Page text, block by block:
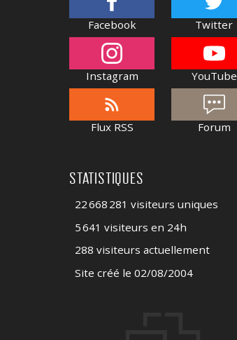
Facebook Twitter
Instagram YouTube
Flux RSS Forum
STATISTIQUES
22 668 281 visiteurs uniques
5 641 visiteurs en 24h
288 visiteurs actuellement
Site créé le 02/08/2004